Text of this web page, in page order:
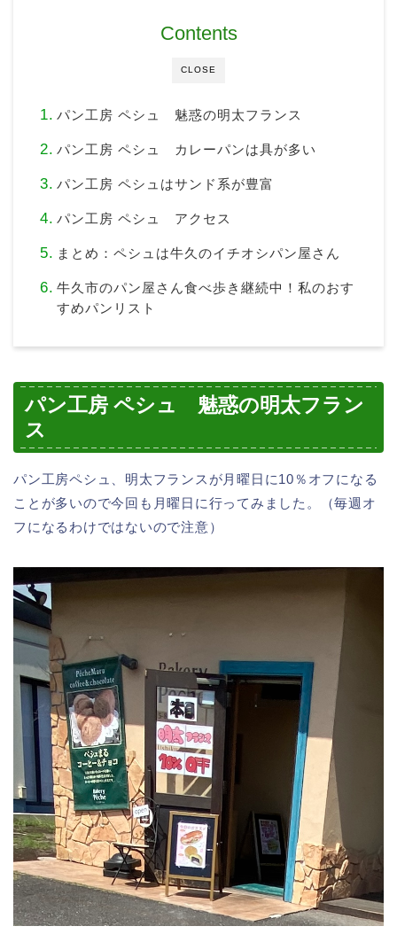
CLOSE
Contents
パン工房 ペシュ 魅惑の明太フランス
パン工房 ペシュ カレーパンは具が多い
パン工房 ペシュはサンド系が豊富
パン工房 ペシュ アクセス
まとめ：ペシュは牛久のイチオシパン屋さん
牛久市のパン屋さん食べ歩き継続中！私のおす
すめパンリスト
パン工房 ペシュ 魅惑の明太フラン
ス
パン工房ペシュ、明太フランスが月曜日に10％オフになる
ことが多いので今回も月曜日に行ってみました。（毎週オ
フになるわけではないので注意）